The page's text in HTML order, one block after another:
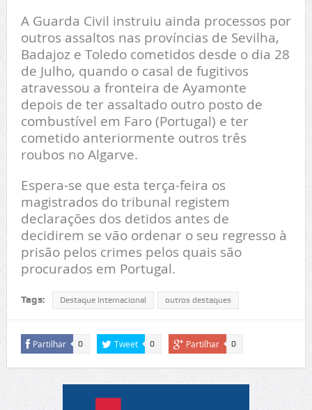
A Guarda Civil instruiu ainda processos por
outros assaltos nas províncias de Sevilha,
Badajoz e Toledo cometidos desde o dia 28
de Julho, quando o casal de fugitivos
atravessou a fronteira de Ayamonte
depois de ter assaltado outro posto de
combustível em Faro (Portugal) e ter
cometido anteriormente outros três
roubos no Algarve.
Espera-se que esta terça-feira os
magistrados do tribunal registem
declarações dos detidos antes de
decidirem se vão ordenar o seu regresso à
prisão pelos crimes pelos quais são
procurados em Portugal.
Tags: Destaque Internacional outros destaques
Partilhar 0 Tweet 0 Partilhar 0